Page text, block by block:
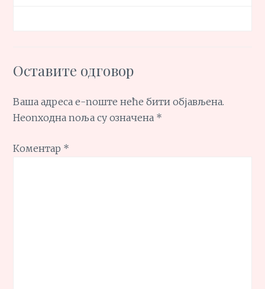
Оставите одговор
Ваша адреса е-поште неће бити објављена.
Неопходна поља су означена *
Коментар *